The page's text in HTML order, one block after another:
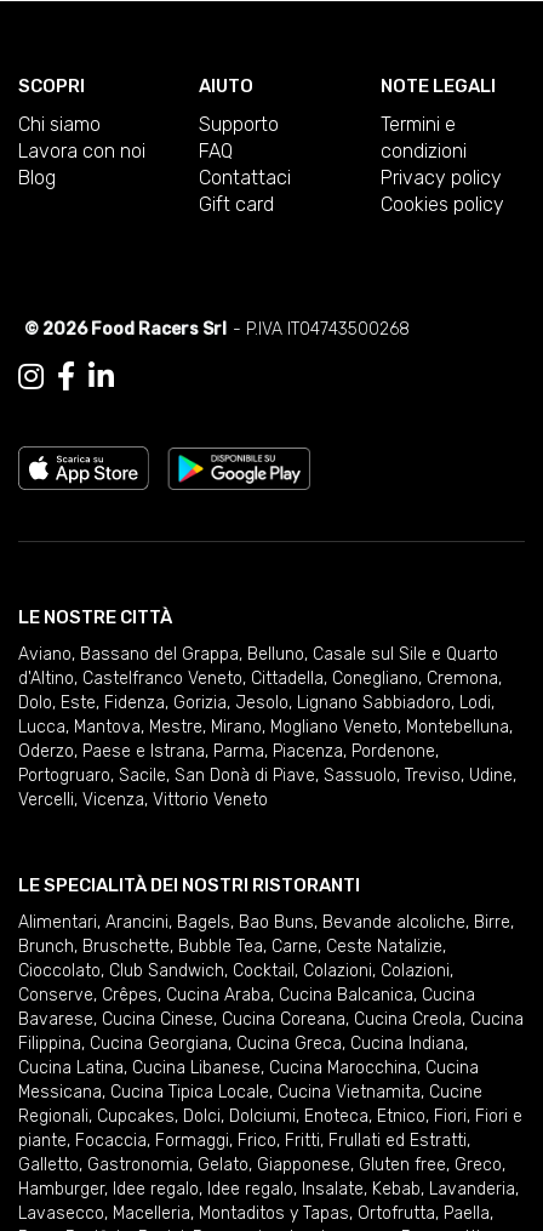
SCOPRI
Chi siamo
Lavora con noi
Blog
AIUTO
Supporto
FAQ
Contattaci
Gift card
NOTE LEGALI
Termini e
condizioni
Privacy policy
Cookies policy
© 2026 Food Racers Srl - P.IVA IT04743500268
LE NOSTRE CITTÀ
Aviano, Bassano del Grappa, Belluno, Casale sul Sile e Quarto
d'Altino, Castelfranco Veneto, Cittadella, Conegliano, Cremona,
Dolo, Este, Fidenza, Gorizia, Jesolo, Lignano Sabbiadoro, Lodi,
Lucca, Mantova, Mestre, Mirano, Mogliano Veneto, Montebelluna,
Oderzo, Paese e Istrana, Parma, Piacenza, Pordenone,
Portogruaro, Sacile, San Donà di Piave, Sassuolo, Treviso, Udine,
Vercelli, Vicenza, Vittorio Veneto
LE SPECIALITÀ DEI NOSTRI RISTORANTI
Alimentari, Arancini, Bagels, Bao Buns, Bevande alcoliche, Birre,
Brunch, Bruschette, Bubble Tea, Carne, Ceste Natalizie,
Cioccolato, Club Sandwich, Cocktail , Colazioni, Colazioni,
Conserve, Crêpes, Cucina Araba, Cucina Balcanica, Cucina
Bavarese, Cucina Cinese, Cucina Coreana, Cucina Creola, Cucina
Filippina, Cucina Georgiana, Cucina Greca, Cucina Indiana,
Cucina Latina, Cucina Libanese, Cucina Marocchina, Cucina
Messicana, Cucina Tipica Locale, Cucina Vietnamita, Cucine
Regionali, Cupcakes, Dolci, Dolciumi, Enoteca, Etnico, Fiori, Fiori e
piante, Focaccia, Formaggi, Frico, Fritti, Frullati ed Estratti,
Galletto, Gastronomia, Gelato, Giapponese, Gluten free, Greco,
Hamburger, Idee regalo, Idee regalo, Insalate, Kebab, Lavanderia,
Lavasecco, Macelleria, Montaditos y Tapas, Ortofrutta, Paella,